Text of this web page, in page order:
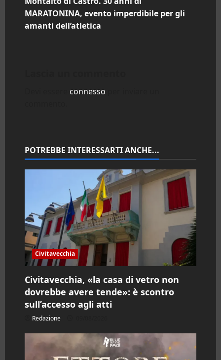
i
n
e
t
i
c
o
l
o
MARATONINA, evento imperdibile per gli
amanti dell’atletica
connesso
POTREBBE INTERESSARTI ANCHE...
Civitavecchia
Civitavecchia, «la casa di vetro non
dovrebbe avere tende»: è scontro
sull’accesso agli atti
Redazione